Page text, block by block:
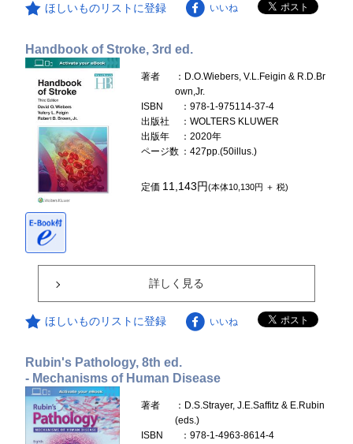
ほしいものリストに登録 いいね
Handbook of Stroke, 3rd ed.
著者
：D.O.Wiebers, V.L.Feigin & R.D.Br
own,Jr.
ISBN
：978-1-975114-37-4
出版社
：WOLTERS KLUWER
出版年
：2020年
ページ数 ：427pp.(50illus.)
定価 11,143円(本体10,130円 ＋ 税)
詳しく見る
ほしいものリストに登録 いいね
Rubin's Pathology, 8th ed.
- Mechanisms of Human Disease
著者
：D.S.Strayer, J.E.Saffitz & E.Rubin
(eds.)
ISBN
：978-1-4963-8614-4